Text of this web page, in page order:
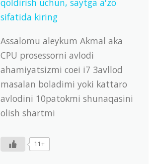
qoldirish uchun, saytga a'zo
sifatida kiring
Assalomu aleykum Akmal aka
CPU prosessorni avlodi
ahamiyatsizmi coei i7 3avllod
masalan boladimi yoki kattaro
avlodini 10patokmi shunaqasini
olish shartmi
11+